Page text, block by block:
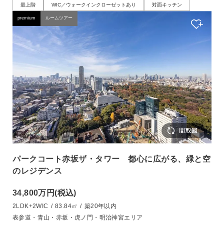
最上階 WIC／ウォークインクローゼットあり 対面キッチン
premium ルームツアー
パークコート赤坂ザ・タワー 都心に広がる、緑と空
のレジデンス
34,800万円(税込)
2LDK+2WIC / 83.84㎡ / 築20年以内
表参道・青山・赤坂・虎ノ門・明治神宮エリア